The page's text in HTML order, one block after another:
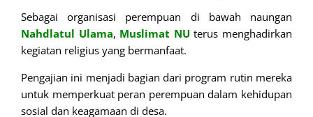
Sebagai organisasi perempuan di bawah naungan
Nahdlatul Ulama, Muslimat NU terus menghadirkan
kegiatan religius yang bermanfaat.
Pengajian ini menjadi bagian dari program rutin mereka
untuk memperkuat peran perempuan dalam kehidupan
sosial dan keagamaan di desa.